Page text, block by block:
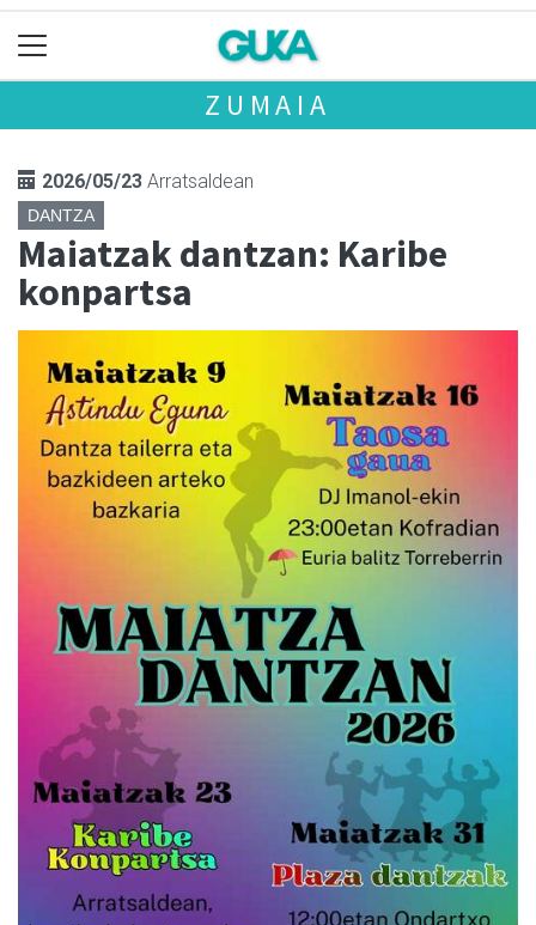
ZUMAIA
2026/05/23 Arratsaldean
DANTZA
Maiatzak dantzan: Karibe
konpartsa